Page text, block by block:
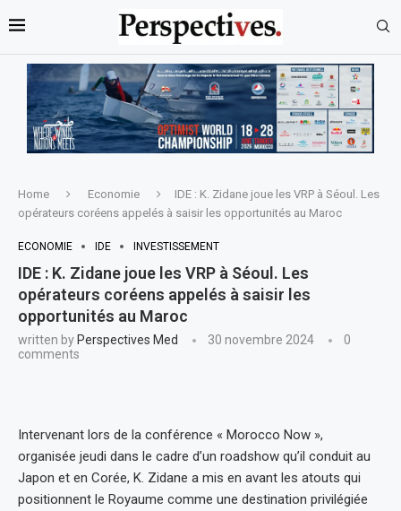
Home Economie
IDE : K. Zidane joue les VRP à Séoul. Les
opérateurs coréens appelés à saisir les opportunités au Maroc
ECONOMIE IDE INVESTISSEMENT
IDE : K. Zidane joue les VRP à Séoul. Les
opérateurs coréens appelés à saisir les
opportunités au Maroc
written by Perspectives Med 30 novembre 2024
0
comments
Intervenant lors de la conférence « Morocco Now »,
organisée jeudi dans le cadre d’un roadshow qu’il conduit au
Japon et en Corée, K. Zidane a mis en avant les atouts qui
positionnent le Royaume comme une destination privilégiée